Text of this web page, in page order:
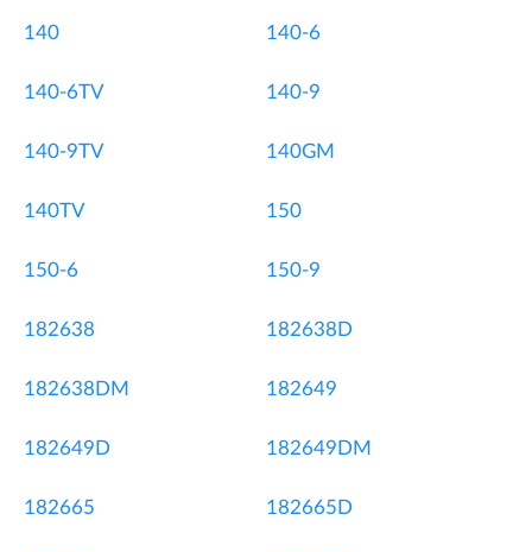
140 140-6
140-6TV 140-9
140-9TV 140GM
140TV 150
150-6 150-9
182638 182638D
182638DM 182649
182649D 182649DM
182665 182665D